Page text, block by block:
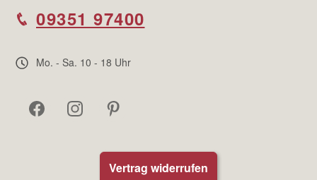
09351 97400
Mo. - Sa. 10 - 18 Uhr
Vertrag widerrufen